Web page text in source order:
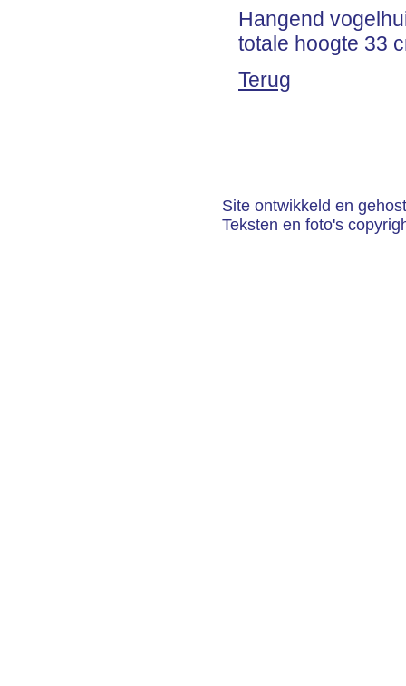
Hangend
totale hoogte 33
Terug
Site ontwikkeld en
Teksten en foto's